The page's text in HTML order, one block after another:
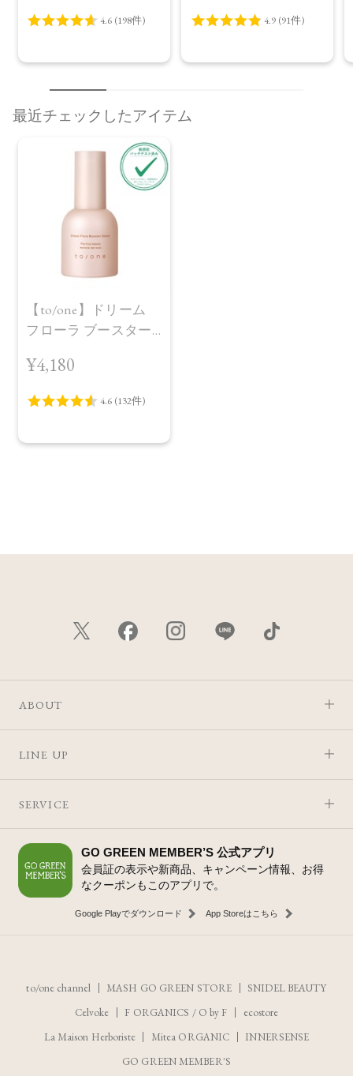
最近チェックしたアイテム
【to/one】ドリーム
フローラ ブースター
＞
¥4,180
ABOUT
LINE UP
SERVICE
GO GREEN MEMBER’S 公式アプリ
会員証の表示や新商品、キャンペーン情報、お得
なクーポンもこのアプリで。
Google Playでダウンロード App Storeはこちら
to/one channel MASH GO GREEN STORE
SNIDEL BEAUTY
Celvoke
F ORGANICS / O by F
ecostore
La Maison Herboriste
Mitea ORGANIC
INNERSENSE
GO GREEN MEMBER'S